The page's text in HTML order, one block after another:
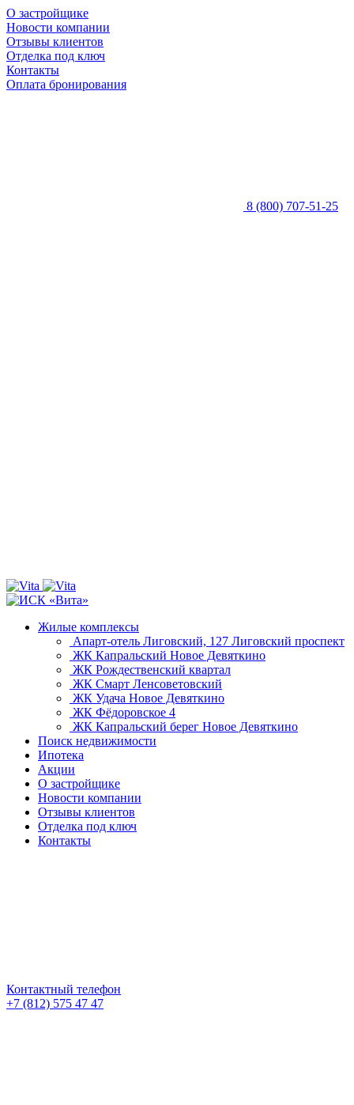
О застройщике
Новости компании
Отзывы клиентов
Отделка под ключ
Контакты
Оплата бронирования
8 (800) 707-51-25
Жилые комплексы
Апарт-отель Лиговский, 127 Лиговский проспект
ЖК Капральский Новое Девяткино
ЖК Рождественский квартал
ЖК Смарт Ленсоветовский
ЖК Удача Новое Девяткино
ЖК Фёдоровское 4
ЖК Капральский берег Новое Девяткино
Поиск недвижимости
Ипотека
Акции
О застройщике
Новости компании
Отзывы клиентов
Отделка под ключ
Контакты
Контактный телефон
+7 (812) 575 47 47